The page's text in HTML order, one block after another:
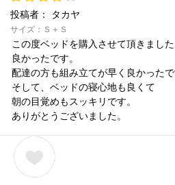
投稿者： タカヤ
サイズ：Ｓ＋Ｓ
この度ベッドを購入させて頂きまし
良かったです。
配達の方も組み立てが早く良かったで
そして、ベッドの寝心地も良くて
朝の目覚めもスッキリです。
ありがとうございました。